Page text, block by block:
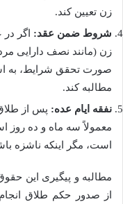
زن تعیین کند.
شروط ضمن عقد: اگر
زن (مانند نصف دارایی
صورت تحقق شرایط، به
مطالبه کند.
نفقه ایام عده: پس از
معمولاً سه ماه و ده روز
است، مگر اینکه ناشزه
مطالبه و پیگیری این
از صدور حکم طلاق